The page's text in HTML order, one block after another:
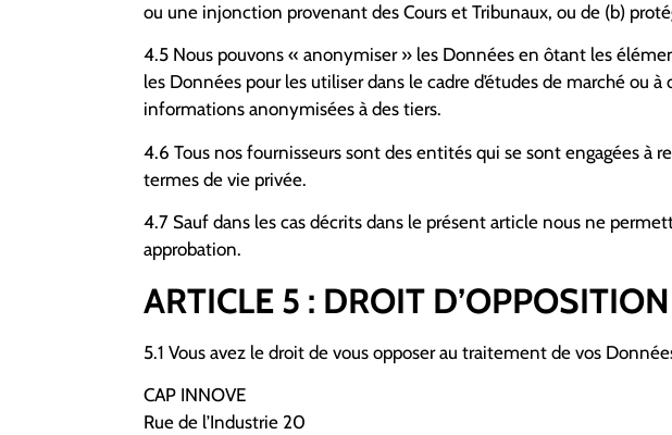
ou une injonction provenant des Cours et Tribunaux, ou de (b)
4.5 Nous pouvons « anonymiser » les Données en ôtant les
les Données pour les utiliser dans le cadre d’études de marché ou
informations anonymisées à des tiers.
4.6 Tous nos fournisseurs sont des entités qui se sont engagées
termes de vie privée.
4.7 Sauf dans les cas décrits dans le présent article nous ne
approbation.
ARTICLE 5 : DROIT D’OPPOSITION
5.1 Vous avez le droit de vous opposer au traitement de vos
CAP INNOVE
Rue de l’Industrie 20